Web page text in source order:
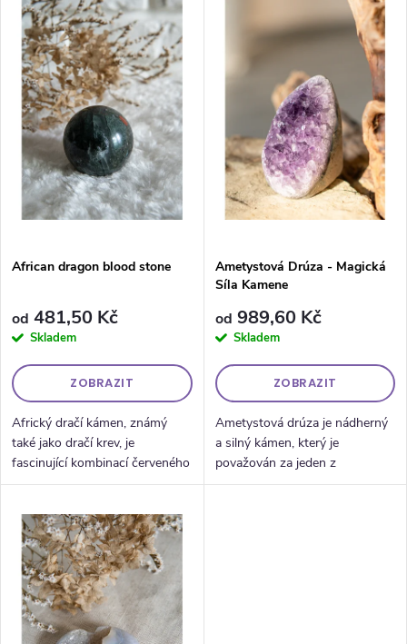
Nejprodávanější
Abecedně
African dragon blood stone
od 481,50 Kč
Skladem
ZOBRAZIT
Africký dračí kámen, známý
také jako dračí krev, je
fascinující kombinací červeného
a zeleného jaspisu, místy
odstín není tak sytý jako u
indického...
Ametystová Drúza - Magická
Síla Kamene
od 989,60 Kč
Skladem
ZOBRAZIT
Ametystová drúza je nádherný
a silný kámen, který je
považován za jeden z
nejúčinnějších a nejdůležitějších